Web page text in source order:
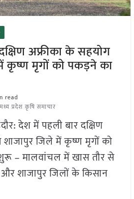
अफ्रीका के सहयोग
कृष्ण मृगों को पकड़ने का
read
मध्य प्रदेश कृषि समाचार
देश में पहली बार दक्षिण
जिले में कृष्ण मृगों को
– मालवांचल में खास तौर से
शाजापुर जिलों के किसान